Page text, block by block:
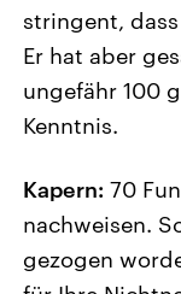
stringent,
Er hat aber
ungefähr 100
Kenntnis.
Kapern: 70
nachweisen.
gezogen